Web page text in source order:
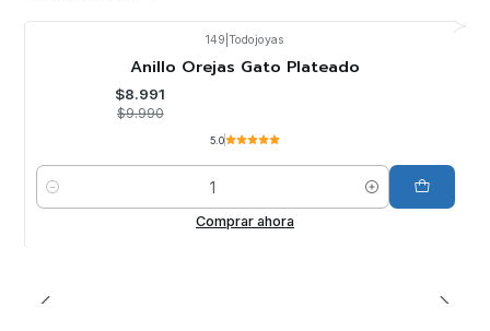
149 Todojoyas
Anillo Orejas Gato Plateado
$8.991
$9.990
5.0
Cantidad
Comprar ahora